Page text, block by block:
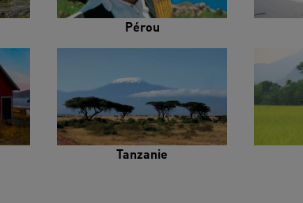
Pérou
Tanzanie